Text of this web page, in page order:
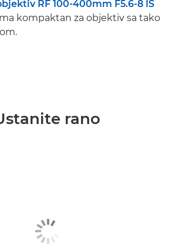
RF 100-400mm F5.6-8 IS
kompaktan za objektiv sa tako
rano